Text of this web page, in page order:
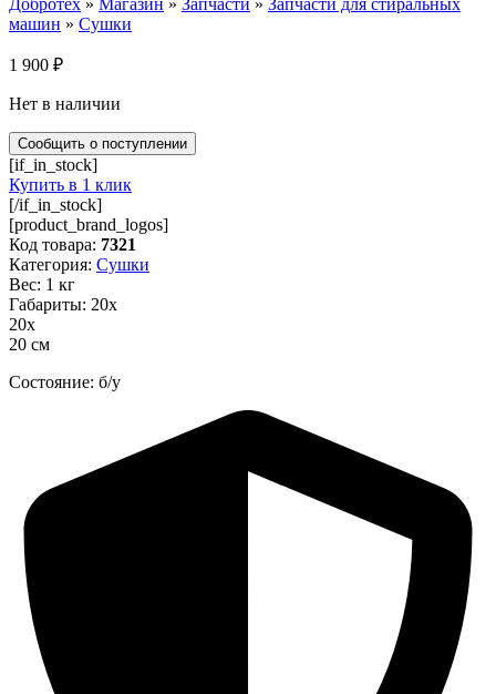
Добротех » Магазин » Запчасти » Запчасти для стиральных
машин » Сушки
1 900 ₽
Нет в наличии
[if_in_stock]
Купить в 1 клик
[/if_in_stock]
[product_brand_logos]
Код товара: 7321
Категория: Сушки
Вес: 1 кг
Габариты: 20х
20х
20 см
Состояние: б/у